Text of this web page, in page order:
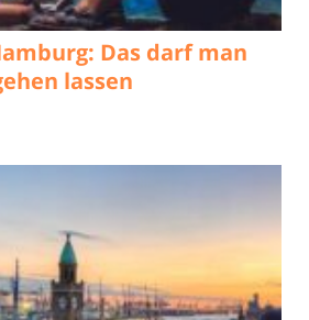
Das darf man
lassen